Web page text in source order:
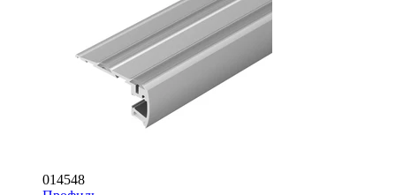
014548